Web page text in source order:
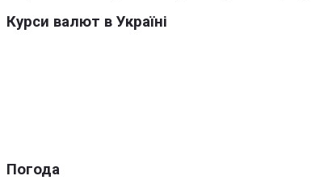
Курси валют в Україні
Погода